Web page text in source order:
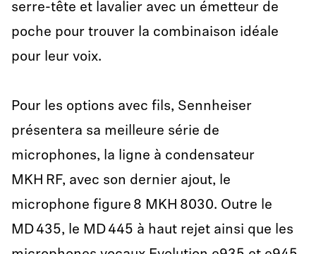
serre-tête et lavalier avec un émetteur de
poche pour trouver la combinaison idéale
pour leur voix.
Pour les options avec fils, Sennheiser
présentera sa meilleure série de
microphones, la ligne à condensateur
MKH RF, avec son dernier ajout, le
microphone figure 8 MKH 8030. Outre le
MD 435, le MD 445 à haut rejet ainsi que les